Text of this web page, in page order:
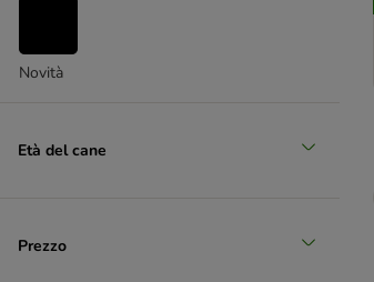
Novità
Età del cane
Prezzo